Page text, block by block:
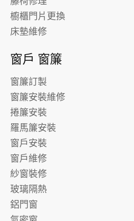
櫥櫃門片更換
床墊維修
窗戶 窗簾
窗簾訂製
窗簾安裝維修
捲簾安裝
羅馬簾安裝
窗戶安裝
窗戶維修
紗窗裝修
玻璃隔熱
鋁門窗